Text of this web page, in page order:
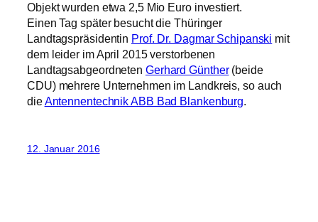
Objekt wurden etwa 2,5 Mio Euro investiert.
Einen Tag später besucht die Thüringer
Landtagspräsidentin Prof. Dr. Dagmar Schipanski mit
dem leider im April 2015 verstorbenen
Landtagsabgeordneten Gerhard Günther(beide
CDU) mehrere Unternehmen im Landkreis, so auch
dieAntennentechnik ABB Bad Blankenburg.
12. Januar 2016